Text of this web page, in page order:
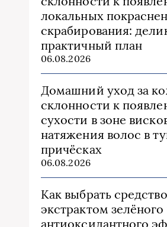
локальных
скрабирования:
практичный план
06.08.2026
Домашний уход за
склонности к
сухости в зоне
натяжения волос в
причёсках
06.08.2026
Как выбрать
экстрактом зелёного
антиоксидантного